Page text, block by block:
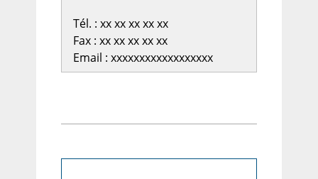
Tél. : xx xx xx xx xx
Fax : xx xx xx xx xx
Email : xxxxxxxxxxxxxxxxxx